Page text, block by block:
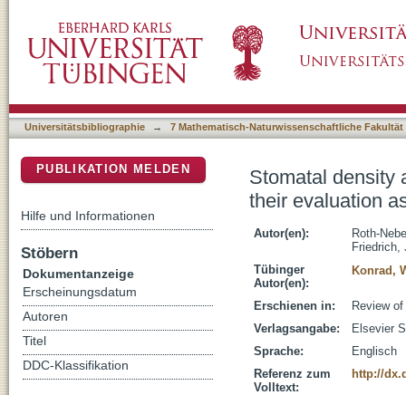
proxy for the Oligocene
Universitätsbibliographie → 7 Mathematisch-Naturwissenschaftliche Fakultät
Stomatal density
their evaluation
Autor(en):
Roth-
Friedrich,
Tübinger
Autor(en):
Konrad,
Erschienen in:
Review
Verlagsangabe:
Elsevier
Sprache:
Englisch
Referenz zum
Volltext:
http://
PUBLIKATION MELDEN
Hilfe und Informationen
Stöbern
Dokumentanzeige
Erscheinungsdatum
Autoren
Titel
DDC-Klassifikation